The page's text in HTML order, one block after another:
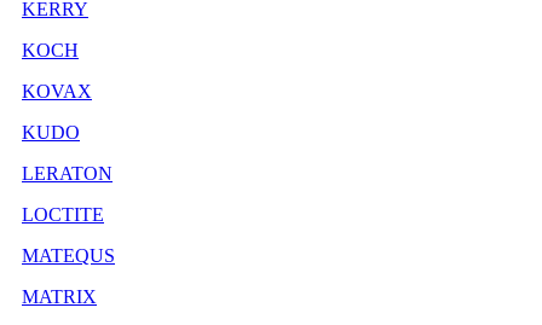
KERRY
KOCH
KOVAX
KUDO
LERATON
LOCTITE
MATEQUS
MATRIX